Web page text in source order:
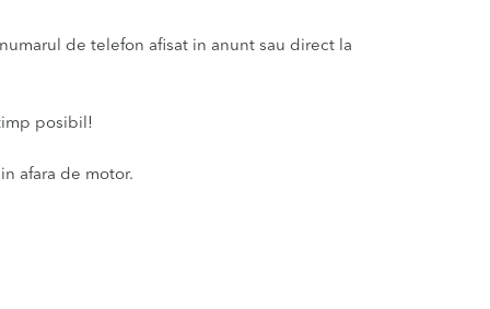
de telefon afisat in anunt sau direct la
posibil!
afara de motor.